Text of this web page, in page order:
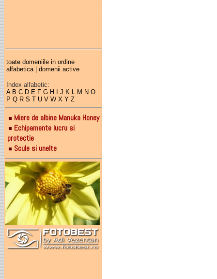
toate domeniile in ordine
alfabetica| domenii active
Index alfabetic:
A B C D E F G H J K L M N O
P Q R S T U V W X Y Z
Miere de albine Manuka Honey
Echipamente lucru si
protectie
Scule si unelte